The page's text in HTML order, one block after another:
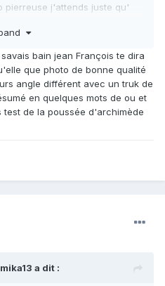
pierreuse j'attends juste qu'
bain jean François te dira
que photo de bonne qualité
angle différent avec un truk de
en quelques mots de ou et
de la poussée d'archimède
mika13 a dit :